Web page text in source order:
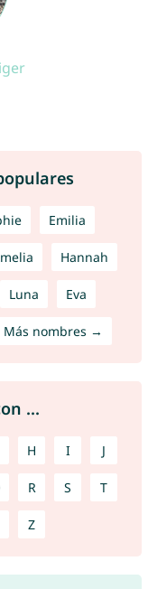
Emilia
Hannah
Luna Eva
Más nombres →
...
H I J
R S T
Z